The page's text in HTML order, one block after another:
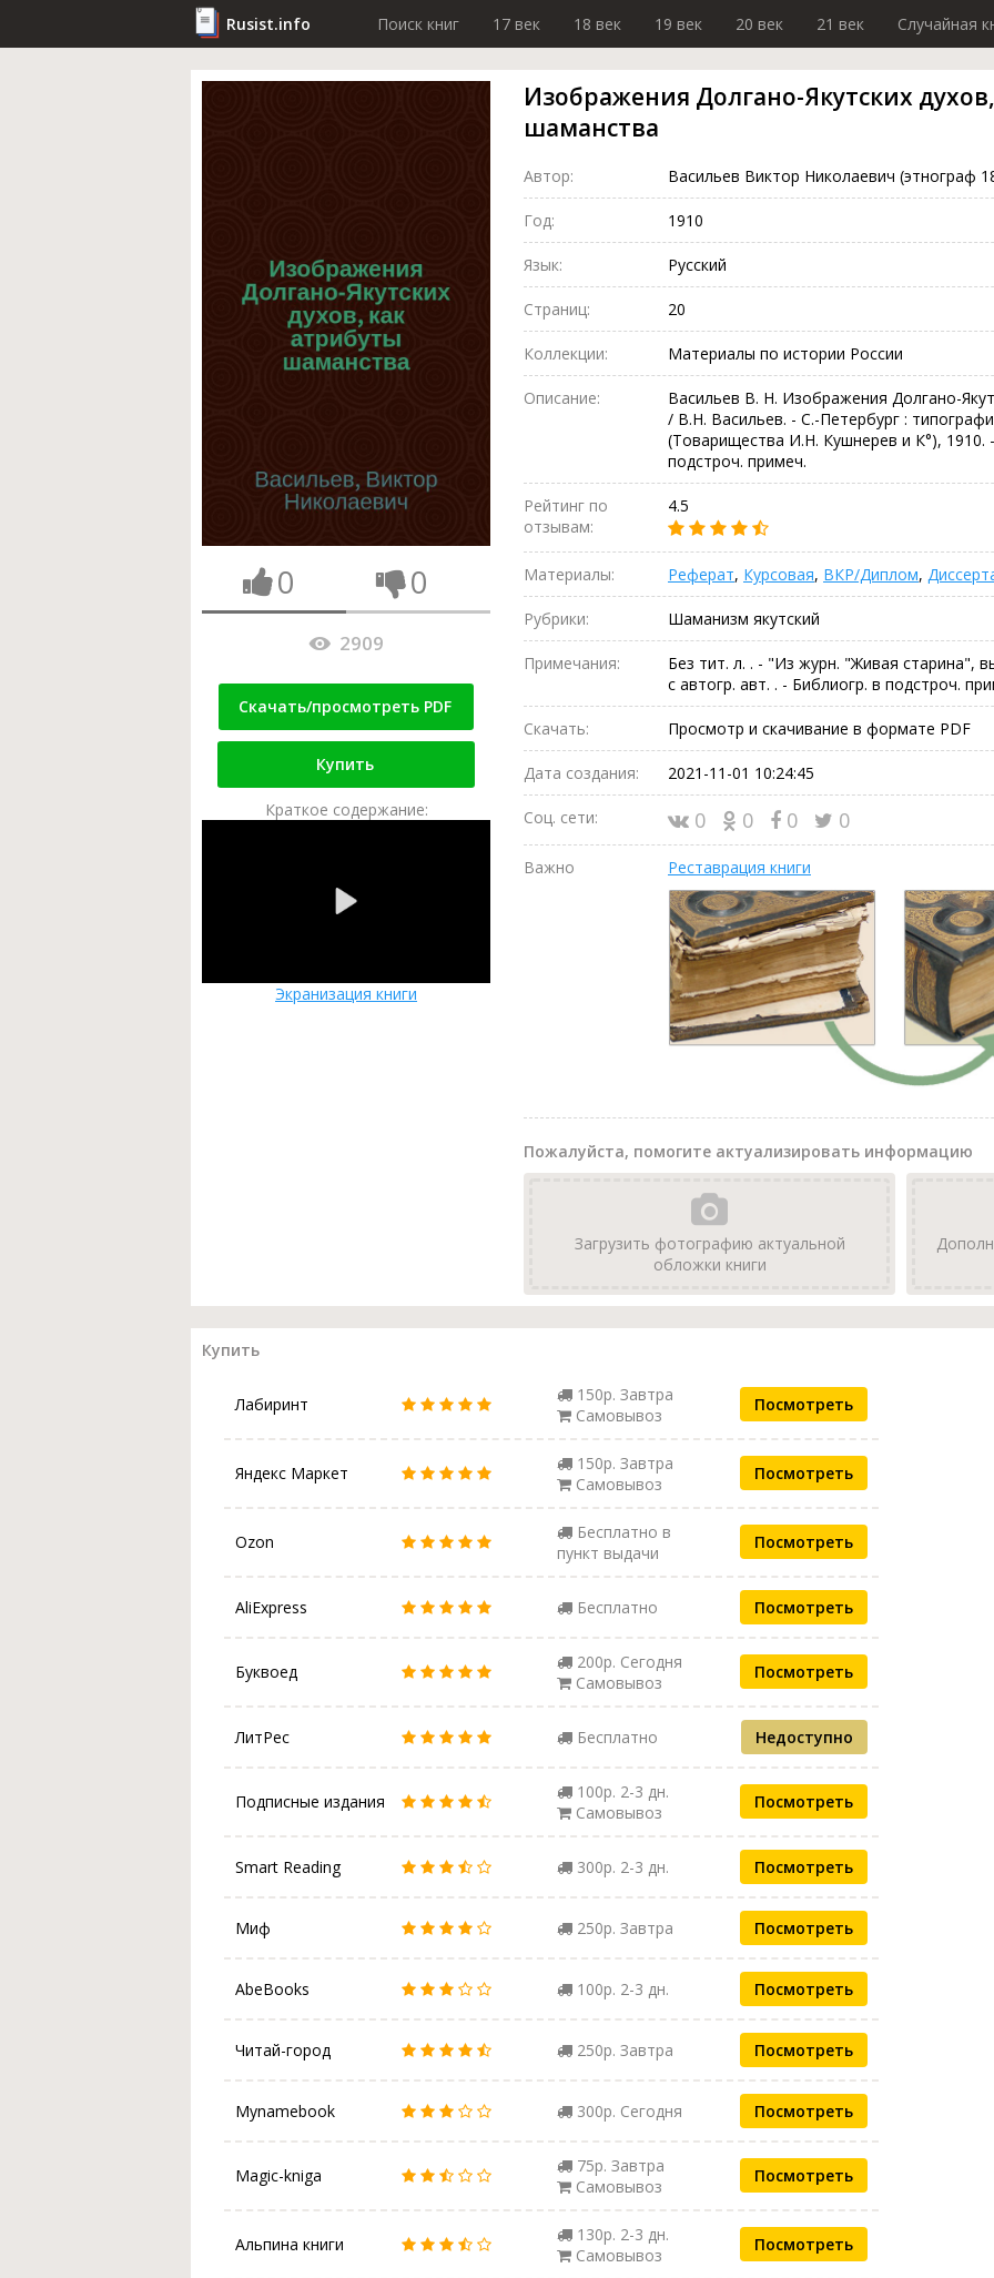
Rusist.info Поиск книг 17 век 18 век 19 век 20 век 21 век Случайная
0 0
2909
Скачать/просмотреть PDF
Купить
Краткое содержание:
Экранизация книги
Изображения Долгано-Якутских
шаманства
Автор: Васильев Виктор Николаевич (этнограф
Год: 1910
Язык: Русский
Страниц: 20
Коллекции: Материалы по истории России
Описание:
Васильев В. Н. Изображения Долгано-
/ В.Н. Васильев. - С.-Петербург :
(Товарищества И.Н. Кушнерев и К°), 1910.
подстроч. примеч.
Рейтинг по
отзывам:
4.5
Материалы: Реферат, Курсовая, ВКР/Диплом,
Рубрики: Шаманизм якутский
Примечания:
Без тит. л. . - "Из журн. "Живая старина",
с автогр. авт. . - Библиогр. в подстроч.
Скачать: Просмотр и скачивание в формате PDF
Дата создания: 2021-11-01 10:24:45
Соц. сети: 0 0 0 0
Важно Реставрация книги
Пожалуйста, помогите актуализировать информацию
Загрузить фотографию актуальной
обложки книги
Купить
Лабиринт
150р. Завтра
Самовывоз
Посмотреть
Яндекс Маркет
150р. Завтра
Самовывоз
Посмотреть
Ozon
Бесплатно в
пункт выдачи
Посмотреть
AliExpress Бесплатно Посмотреть
Буквоед
200р. Сегодня
Самовывоз
Посмотреть
ЛитРес Бесплатно Недоступно
Подписные издания
100р. 2-3 дн.
Самовывоз
Посмотреть
Smart Reading 300р. 2-3 дн. Посмотреть
Миф 250р. Завтра Посмотреть
AbeBooks 100р. 2-3 дн. Посмотреть
Читай-город 250р. Завтра Посмотреть
Mynamebook 300р. Сегодня Посмотреть
Magic-kniga
75р. Завтра
Самовывоз
Посмотреть
Альпина книги
130р. 2-3 дн.
Самовывоз
Посмотреть